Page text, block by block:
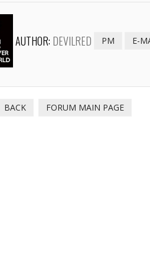
AUTHOR: DEVILRED PM E-
BACK FORUM MAIN PAGE